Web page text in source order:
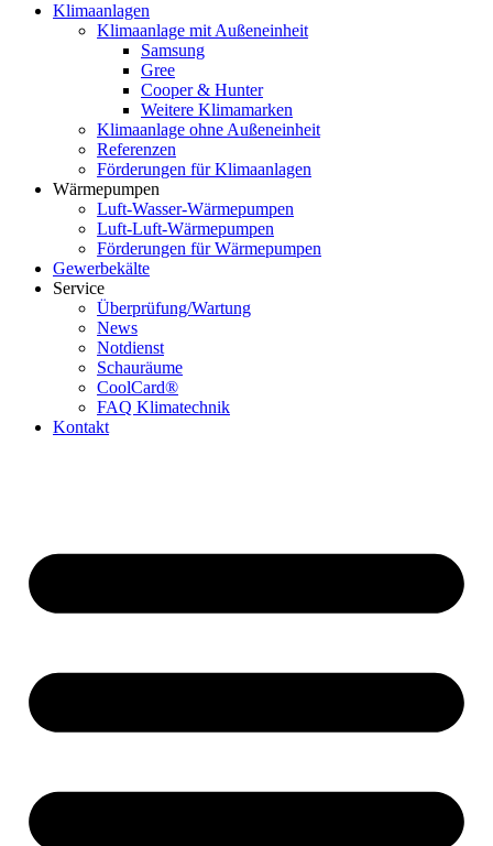
Klimaanlagen
Klimaanlage mit Außeneinheit
Samsung
Gree
Cooper & Hunter
Weitere Klimamarken
Klimaanlage ohne Außeneinheit
Referenzen
Förderungen für Klimaanlagen
Wärmepumpen
Luft-Wasser-Wärmepumpen
Luft-Luft-Wärmepumpen
Förderungen für Wärmepumpen
Gewerbekälte
Service
Überprüfung/Wartung
News
Notdienst
Schauräume
CoolCard®
FAQ Klimatechnik
Kontakt